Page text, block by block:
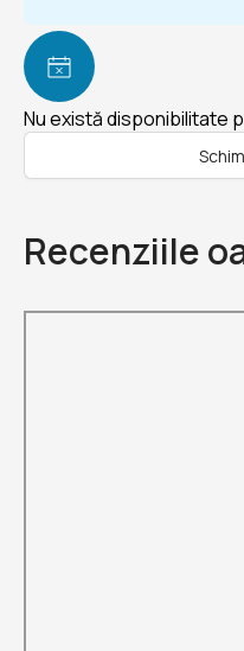
Nu există disponibilitate
Recenziile